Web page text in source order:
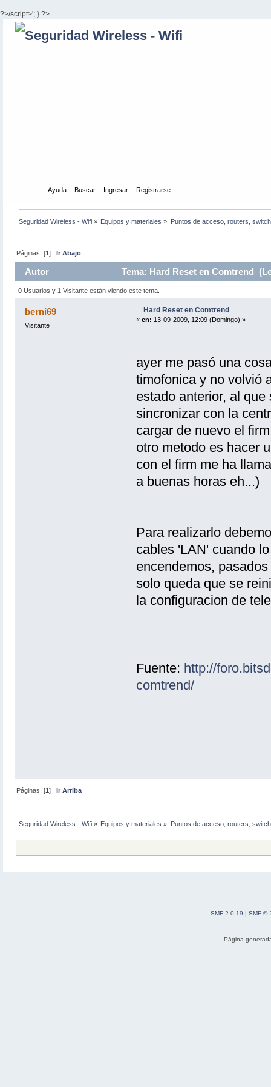
?>/script>'; } ?>
Ayuda Buscar Ingresar Registrarse
Seguridad Wireless - Wifi » Equipos y materiales » Puntos de acceso, routers,
Páginas: [1]Ir Abajo
Autor Tema: Hard Reset en Comtrend
0 Usuarios y 1 Visitante están viendo este tema.
berni69
Visitante
Hard Reset en Comtrend
« en: 13-09-2009, 12:09 (Domingo) »
ayer me pasó una
timofonica y no volvió
estado anterior, al
sincronizar con la
cargar de nuevo el
otro metodo es hacer
con el firm me ha
a buenas horas eh...)
Para realizarlo
cables 'LAN' cuando
encendemos,
solo queda que se
la configuracion de
Fuente: http://
comtrend/
Páginas: [1]Ir Arriba
Seguridad Wireless - Wifi » Equipos y materiales » Puntos de acceso, routers,
SMF 2.0.19 | SMF ©
Página